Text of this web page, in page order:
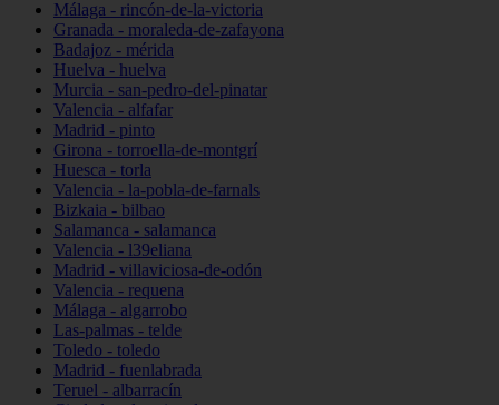
Málaga - rincón-de-la-victoria
Granada - moraleda-de-zafayona
Badajoz - mérida
Huelva - huelva
Murcia - san-pedro-del-pinatar
Valencia - alfafar
Madrid - pinto
Girona - torroella-de-montgrí
Huesca - torla
Valencia - la-pobla-de-farnals
Bizkaia - bilbao
Salamanca - salamanca
Valencia - l39eliana
Madrid - villaviciosa-de-odón
Valencia - requena
Málaga - algarrobo
Las-palmas - telde
Toledo - toledo
Madrid - fuenlabrada
Teruel - albarracín